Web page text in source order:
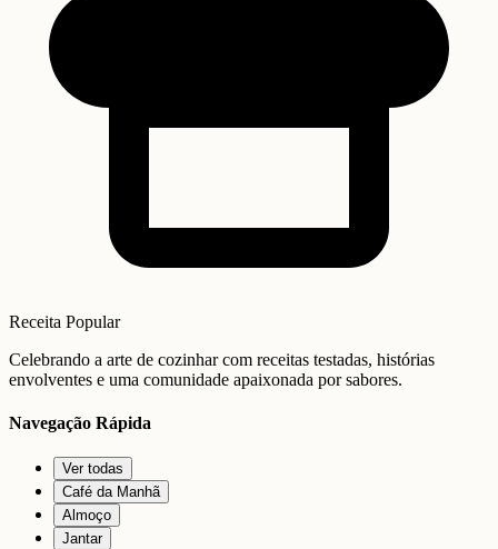
Receita Popular
Celebrando a arte de cozinhar com receitas testadas, histórias
envolventes e uma comunidade apaixonada por sabores.
Navegação Rápida
Ver todas
Café da Manhã
Almoço
Jantar